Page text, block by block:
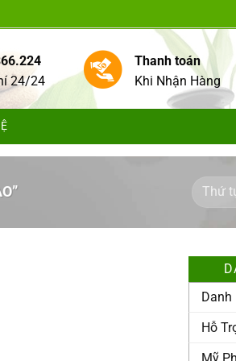
24/24
Thanh toán
Khi Nhận Hàng
Danh
Hỗ